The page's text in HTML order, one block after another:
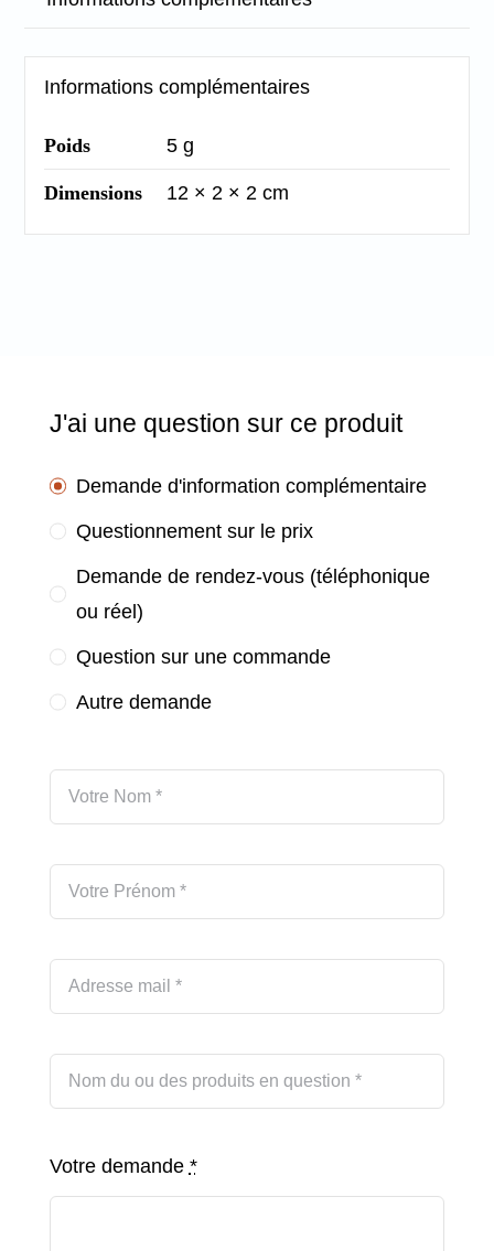
Informations complémentaires
Poids 5 g
Dimensions 12 × 2 × 2 cm
J'ai une question sur ce produit
Demande d'information complémentaire
Questionnement sur le prix
Demande de rendez-vous (téléphonique
ou réel)
Question sur une commande
Autre demande
Votre demande *